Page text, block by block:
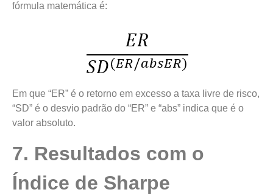
fórmula matemática é:
Em que “ER” é o retorno em excesso a taxa livre de risco,
“SD” é o desvio padrão do “ER” e “abs” indica que é o
valor absoluto.
7. Resultados com o
Índice de Sharpe